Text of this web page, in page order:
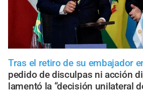
Tras el retiro de su embajador
pedido de disculpas ni acción
lamentó la “decisión unilateral